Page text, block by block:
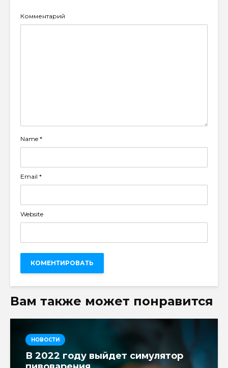
Комментарий
Name *
Email *
Website
Вам также может понравится
НОВОСТИ
В 2022 году выйдет симулятор